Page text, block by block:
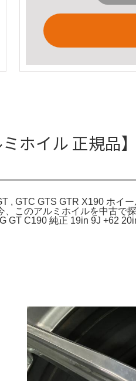
イル 正規品
, GTC GTS GTR X190 ホイ
このアルミホイルを中古で
GT C190 純正 19in 9J +62